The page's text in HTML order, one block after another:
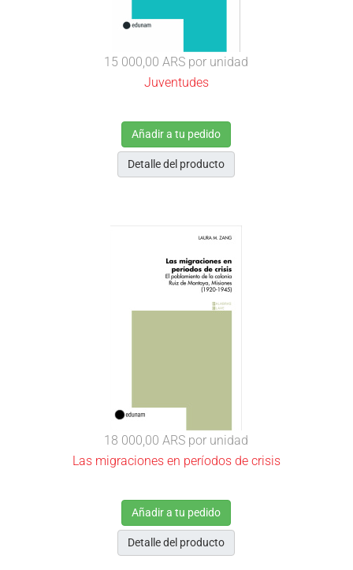
15 000,00 ARS por unidad
Juventudes
Añadir a tu pedido
Detalle del producto
18 000,00 ARS por unidad
Las migraciones en períodos de crisis
Añadir a tu pedido
Detalle del producto